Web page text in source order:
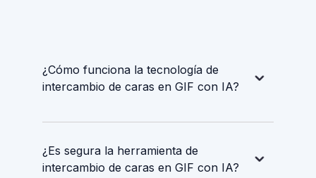
¿Cómo funciona la tecnología de
intercambio de caras en GIF con IA?
¿Es segura la herramienta de
intercambio de caras en GIF con IA?